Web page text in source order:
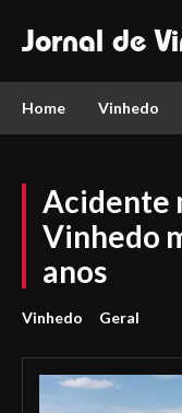
Jornal de
Home Vinhedo
Acidente
Vinhedo
anos
Vinhedo Geral